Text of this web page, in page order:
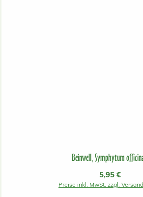
Beinwell, Symphytum
Regulärer
5,95 €
Preise inkl. MwSt. zzgl.